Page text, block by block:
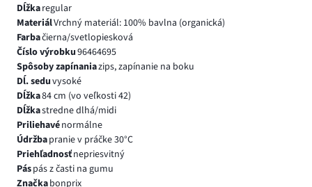
Dĺžkaregular
MateriálVrchný materiál: 100% bavlna (organická)
Farbačierna/svetlopiesková
Číslo výrobku96464695
Spôsoby zapínaniazips, zapínanie na boku
Dĺ. seduvysoké
Dĺžka84 cm (vo veľkosti 42)
Dĺžkastredne dlhá/midi
Priliehavénormálne
Údržbapranie v práčke 30°C
Priehľadnosťnepriesvitný
Páspás z časti na gumu
Značkabonprix